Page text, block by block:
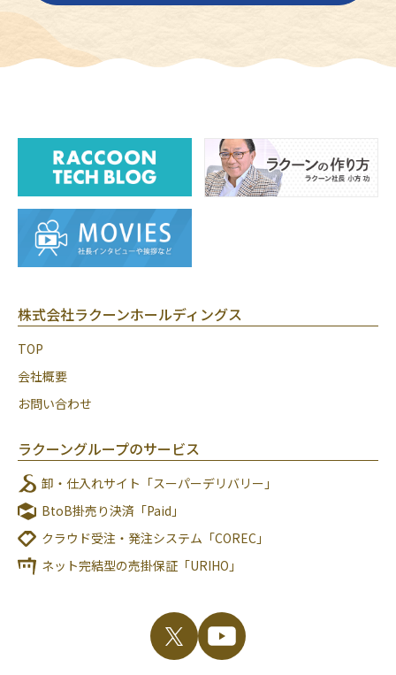
株式会社ラクーンホールディングス
TOP
会社概要
お問い合わせ
ラクーングループのサービス
卸・仕入れサイト「スーパーデリバリー」
BtoB掛売り決済「Paid」
クラウド受注・発注システム「COREC」
ネット完結型の売掛保証「URIHO」